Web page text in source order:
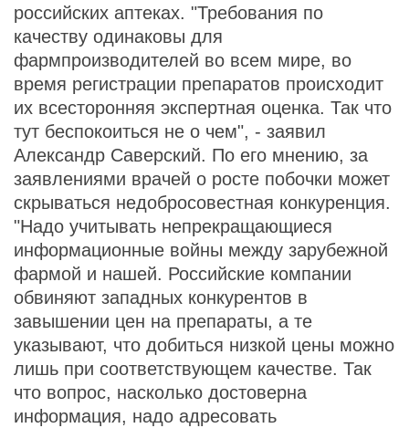
российских аптеках. "Требования по
качеству одинаковы для
фармпроизводителей во всем мире, во
время регистрации препаратов происходит
их всесторонняя экспертная оценка. Так что
тут беспокоиться не о чем", - заявил
Александр Саверский. По его мнению, за
заявлениями врачей о росте побочки может
скрываться недобросовестная конкуренция.
"Надо учитывать непрекращающиеся
информационные войны между зарубежной
фармой и нашей. Российские компании
обвиняют западных конкурентов в
завышении цен на препараты, а те
указывают, что добиться низкой цены можно
лишь при соответствующем качестве. Так
что вопрос, насколько достоверна
информация, надо адресовать